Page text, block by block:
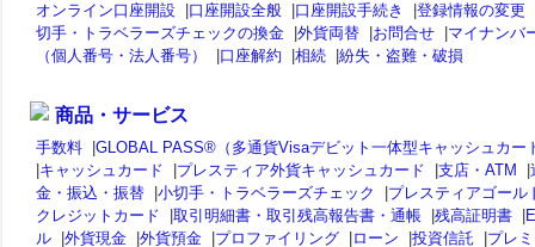
オンライン口座開設 口座開設全般 口座開設手続き
登録情報の変更
切手・トラベラーズチェックの換金
外貨両替 お問合せ
マイナンバ
（個人番号・法人番号）
口座解約 相続 紛失・盗難・破損
商品・サービス
手数料
GLOBAL PASS®（多通貨Visaデビット一体型キャッシュカー
キャッシュカード プレスティア外貨キャッシュカード 支店・ATM
金・振込・振替
小切手・トラベラーズチェック
プレスティアゴール
クレジットカード
取引明細書・取引残高報告書・通帳 残高証明書
ル
外貨現金 外貨預金 プロファイリング ローン 投資信託
プレ